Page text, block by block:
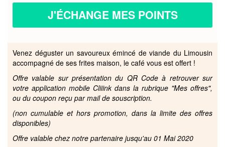
J'ÉCHANGE MES POINTS
Venez déguster un savoureux émincé de viande du Limousin
accompagné de ses frites maison, le café vous est offert !
Offre valable sur présentation du QR Code à retrouver sur
votre application mobile Cliiink dans la rubrique "Mes offres",
ou du coupon reçu par mail de souscription.
(non cumulable et hors promotion, dans la limite des offres
disponibles)
Offre valable chez notre partenaire jusqu'au 01 Mai 2020